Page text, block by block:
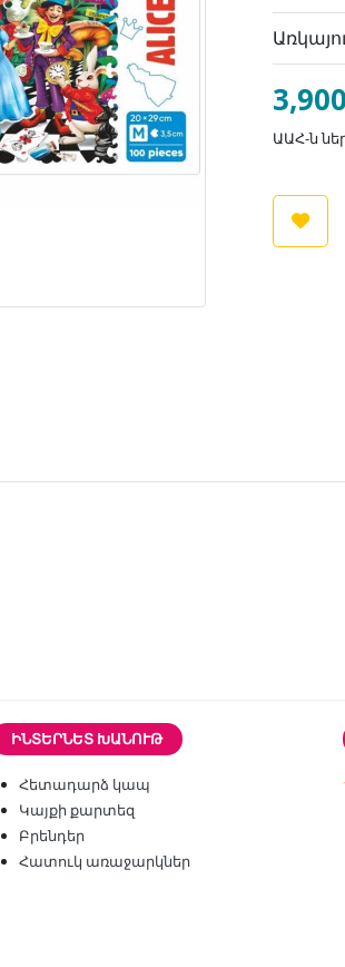
ԱԱՀ-ն
ԻՆՏԵՐՆԵՏ ԽԱՆՈՒԹ
Հետադարձ կապ
Կայքի քարտեզ
Բրենդեր
Հատուկ առաջարկներ